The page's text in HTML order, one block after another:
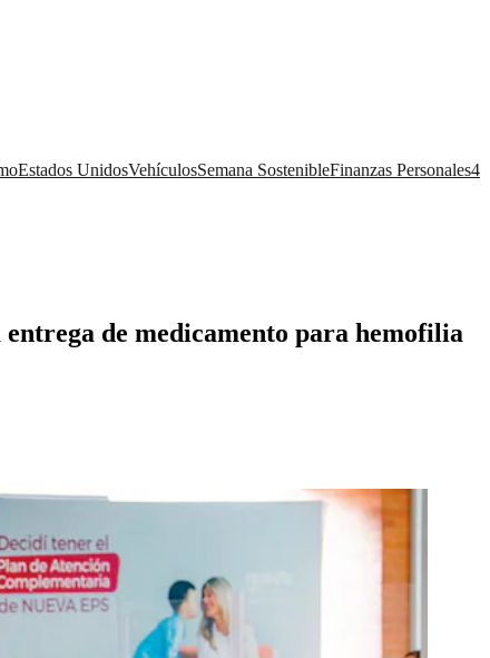
Estados UnidosVehículosSemana SostenibleFinanzas Personales4
de medicamento para hemofilia